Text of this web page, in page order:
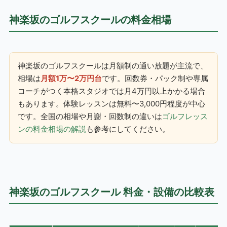
神楽坂のゴルフスクールの料金相場
神楽坂のゴルフスクールは月額制の通い放題が主流で、
相場は月額1万〜2万円台です。回数券・パック制や専属
コーチがつく本格スタジオでは月4万円以上かかる場合
もあります。体験レッスンは無料〜3,000円程度が中心
です。全国の相場や月謝・回数制の違いはゴルフレッス
ンの料金相場の解説も参考にしてください。
神楽坂のゴルフスクール 料金・設備の比較表